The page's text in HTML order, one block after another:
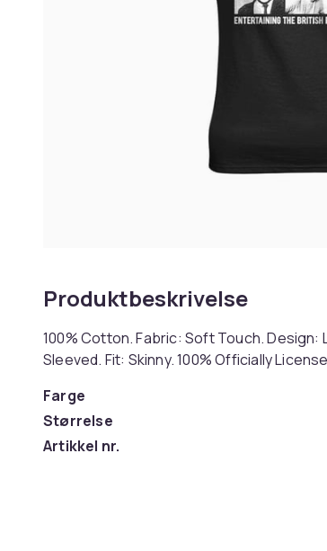
Produktbeskrivelse
100% Cotton. Fabric: Soft Touch.
Sleeved. Fit: Skinny. 100% Officially
Farge
Størrelse
Artikkel nr.